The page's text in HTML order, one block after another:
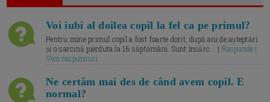
Voi iubi al doilea copil la fel ca pe primul?
Pentru mine primul copil a fost foarte dorit, după ani de așteptări
și o sarcină pierduta la 16 săptămâni. Sunt însărc... | Raspunde |
Vezi raspunsuri
Ne certăm mai des de când avem copil. E
normal?